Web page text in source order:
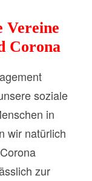
Vereine
Corona
soziale
in
wir natürlich
zur